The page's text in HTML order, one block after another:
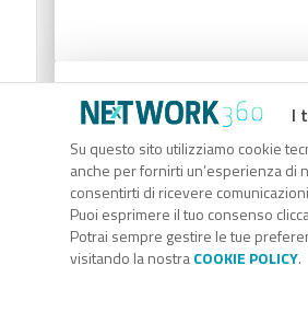
I
Su questo sito utilizziamo cookie
anche per fornirti un’esperienza di
consentirti di ricevere
Puoi esprimere il tuo consenso
Potrai sempre gestire le tue
visitando la nostraCOOKIE POLICY.
Codice Rss
Clicca sul pulsante per
RSS link